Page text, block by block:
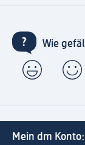
Wie
Mein dm